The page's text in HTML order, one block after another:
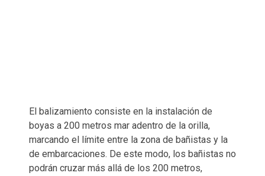
El balizamiento consiste en la instalación de
boyas a 200 metros mar adentro de la orilla,
marcando el límite entre la zona de bañistas y la
de embarcaciones. De este modo, los bañistas no
podrán cruzar más allá de los 200 metros,